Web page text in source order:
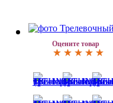
Оцените товар